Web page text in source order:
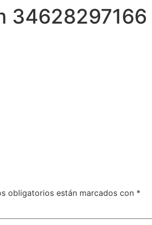
34628297166
obligatorios están marcados con *